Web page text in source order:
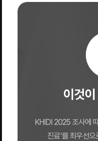
이것
KHIDI 2025 조사에
진료’를 최우선